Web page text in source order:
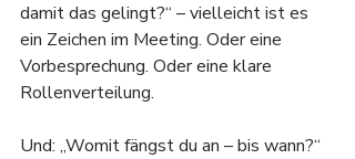
damit das gelingt?“ – vielleicht ist es
ein Zeichen im Meeting. Oder eine
Vorbesprechung. Oder eine klare
Rollenverteilung.
Und: „Womit fängst du an – bis wann?“